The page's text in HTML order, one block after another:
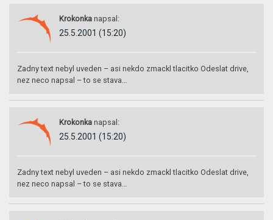
Krokonka napsal:
25.5.2001 (15:20)
Zadny text nebyl uveden – asi nekdo zmackl tlacitko Odeslat drive,
nez neco napsal – to se stava…
Krokonka napsal:
25.5.2001 (15:20)
Zadny text nebyl uveden – asi nekdo zmackl tlacitko Odeslat drive,
nez neco napsal – to se stava…